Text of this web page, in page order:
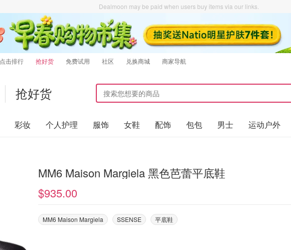
Dealmoon may be paid when users buy items via our links.
点击排行 抢好货 免费试用 社区 兑换商城 商家导航
抢好货
彩妆 个人护理 服饰 女鞋 配饰 包包 男士 运动户外
MM6 Maison Margiela 黑色芭蕾平底鞋
$935.00
MM6 Maison Margiela SSENSE 平底鞋